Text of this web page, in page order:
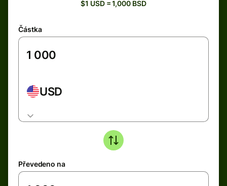
$1 USD = 1,000 BSD
Částka
USD
Převedeno na